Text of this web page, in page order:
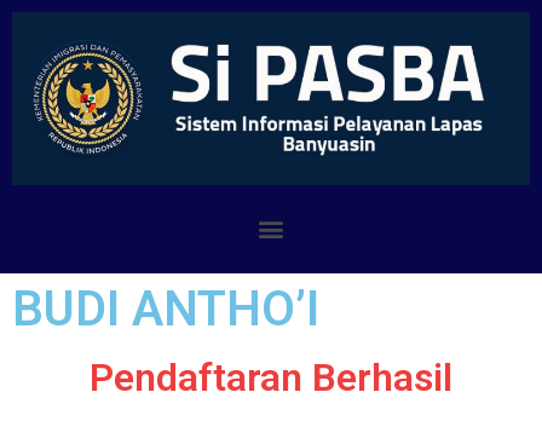
BUDI ANTHO’I
Pendaftaran Berhasil